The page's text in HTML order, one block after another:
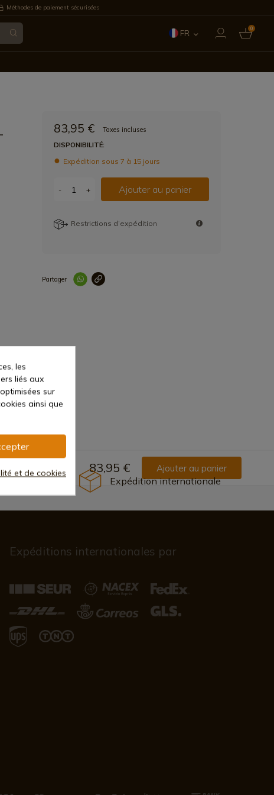
Méthodes de paiement sécurisées
FR 0
83,95 €
Taxes incluses
DISPONIBILITÉ:
Expédition sous 7 à 15 jours
- + Ajouter au panier
Restrictions d’expédition
Partager
83,95 € Ajouter au panier
Expédition internationale
Expéditions internationales par
les
liés aux
sur
ainsi que
et de cookies